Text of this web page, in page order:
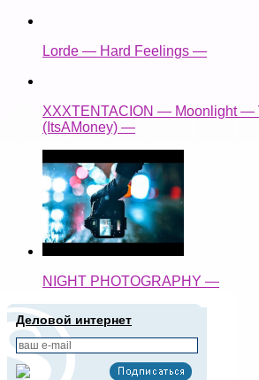
Lorde — Hard Feelings —
XXXTENTACION — Moonlight —
(ItsAMoney) —
NIGHT PHOTOGRAPHY —
Деловой интернет